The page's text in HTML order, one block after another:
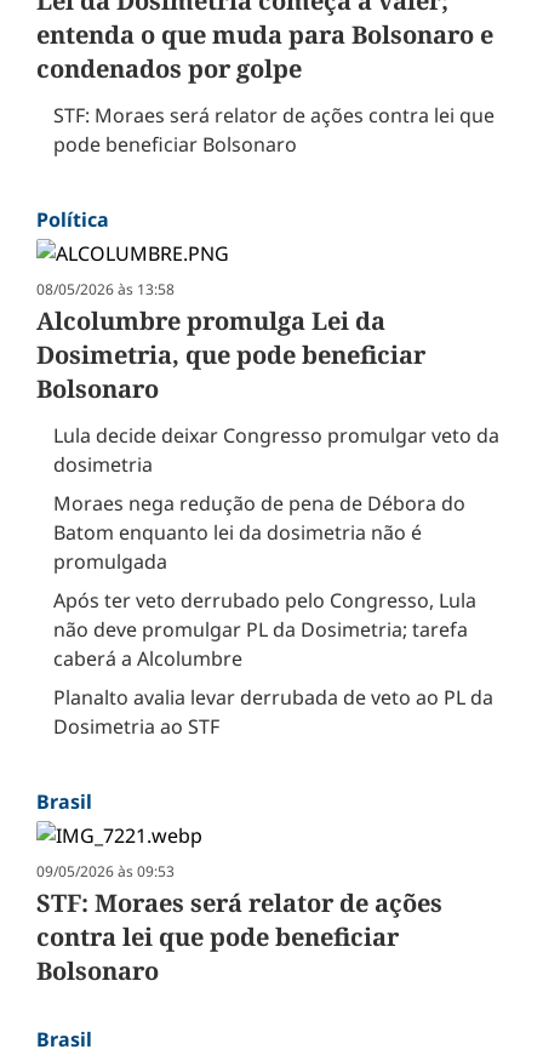
entenda o que muda para Bolsonaro e
condenados por golpe
STF: Moraes será relator de ações contra lei que
pode beneficiar Bolsonaro
Política
08/05/2026 às 13:58
Alcolumbre promulga Lei da
Dosimetria, que pode beneficiar
Bolsonaro
Lula decide deixar Congresso promulgar veto da
dosimetria
Moraes nega redução de pena de Débora do
Batom enquanto lei da dosimetria não é
promulgada
Após ter veto derrubado pelo Congresso, Lula
não deve promulgar PL da Dosimetria; tarefa
caberá a Alcolumbre
Planalto avalia levar derrubada de veto ao PL da
Dosimetria ao STF
Brasil
09/05/2026 às 09:53
STF: Moraes será relator de ações
contra lei que pode beneficiar
Bolsonaro
Brasil